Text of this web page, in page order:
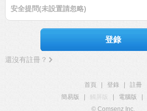
安全提問(未設置請忽略)
登錄
還沒有註冊？
首頁 登錄
註冊
簡易版
觸屏版 電腦版
© Comsenz Inc.